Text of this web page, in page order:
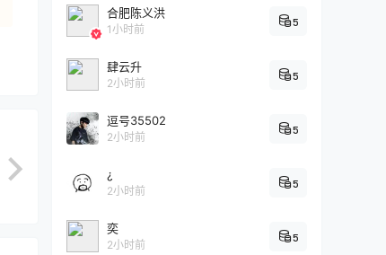
合肥陈义洪
1小时前
5
肆云升
2小时前
5
逗号35502
2小时前
5
¿
2小时前
5
奕
2小时前
5